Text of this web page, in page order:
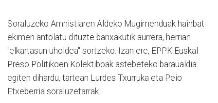
Soraluzeko Amnistiaren Aldeko Mugimenduak hainbat
ekimen antolatu dituzte barixakutik aurrera, herrian
"elkartasun uholdea" sortzeko. Izan ere, EPPK Euskal
Preso Politikoen Kolektiboak astebeteko baraualdia
egiten dihardu, tartean Lurdes Txurruka eta Peio
Etxeberria soraluzetarrak.